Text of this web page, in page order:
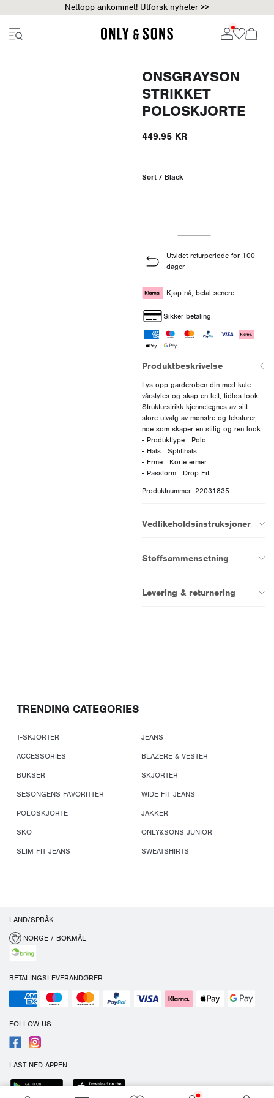
Nettopp ankommet! Utforsk nyheter >>
ONSGRAYSON
STRIKKET
POLOSKJORTE
449.95 KR
Sort / Black
Utvidet returperiode for 100
dager
Kjøp nå, betal senere.
Sikker betaling
Produktbeskrivelse
Lys opp garderoben din med kule
vårstyles og skap en lett, tidløs look.
Strukturstrikk kjennetegnes av sitt
store utvalg av mønstre og teksturer,
noe som skaper en stilig og ren look.
- Produkttype : Polo
- Hals : Splitthals
- Erme : Korte ermer
- Passform : Drop Fit
Produktnummer: 22031835
Vedlikeholdsinstruksjoner
Stoffsammensetning
Levering & returnering
TRENDING CATEGORIES
T-SKJORTER
JEANS
ACCESSORIES
BLAZERE & VESTER
BUKSER
SKJORTER
SESONGENS FAVORITTER
WIDE FIT JEANS
POLOSKJORTE
JAKKER
SKO
ONLY&SONS JUNIOR
SLIM FIT JEANS
SWEATSHIRTS
LAND/SPRÅK
NORGE / BOKMÅL
BETALINGSLEVERANDØRER
FOLLOW US
LAST NED APPEN